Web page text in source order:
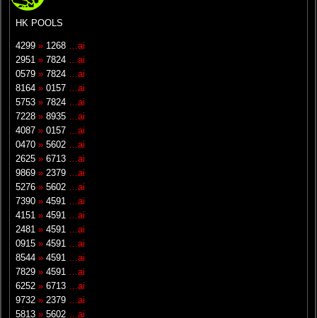
HK POOLS
4299 » 1268 …ai
2951 » 7824 …ai
0579 » 7824 …ai
8164 » 0157 …ai
5753 » 7824 …ai
7228 » 8935 …ai
4087 » 0157 …ai
0470 » 5602 …ai
2625 » 6713 …ai
9869 » 2379 …ai
5276 » 5602 …ai
7390 » 4591 …ai
4151 » 4591 …ai
2481 » 4591 …ai
0915 » 4591 …ai
8544 » 4591 …ai
7829 » 4591 …ai
6252 » 6713 …ai
9732 » 2379 …ai
5813 » 5602 …ai